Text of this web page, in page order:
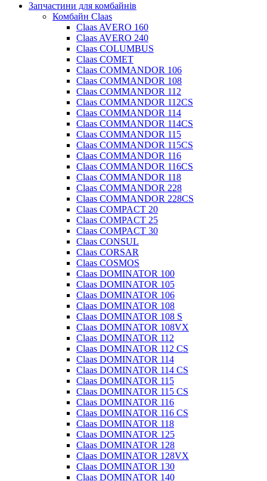
Запчастини для комбайнів
Комбайн Claas
Claas AVERO 160
Claas AVERO 240
Claas COLUMBUS
Claas COMET
Claas COMMANDOR 106
Claas COMMANDOR 108
Claas COMMANDOR 112
Claas COMMANDOR 112CS
Claas COMMANDOR 114
Claas COMMANDOR 114CS
Claas COMMANDOR 115
Claas COMMANDOR 115CS
Claas COMMANDOR 116
Claas COMMANDOR 116CS
Claas COMMANDOR 118
Claas COMMANDOR 228
Claas COMMANDOR 228CS
Claas COMPACT 20
Claas COMPACT 25
Claas COMPACT 30
Claas CONSUL
Claas CORSAR
Claas COSMOS
Claas DOMINATOR 100
Claas DOMINATOR 105
Claas DOMINATOR 106
Claas DOMINATOR 108
Claas DOMINATOR 108 S
Claas DOMINATOR 108VX
Claas DOMINATOR 112
Claas DOMINATOR 112 CS
Claas DOMINATOR 114
Claas DOMINATOR 114 CS
Claas DOMINATOR 115
Claas DOMINATOR 115 CS
Claas DOMINATOR 116
Claas DOMINATOR 116 CS
Claas DOMINATOR 118
Claas DOMINATOR 125
Claas DOMINATOR 128
Claas DOMINATOR 128VX
Claas DOMINATOR 130
Claas DOMINATOR 140